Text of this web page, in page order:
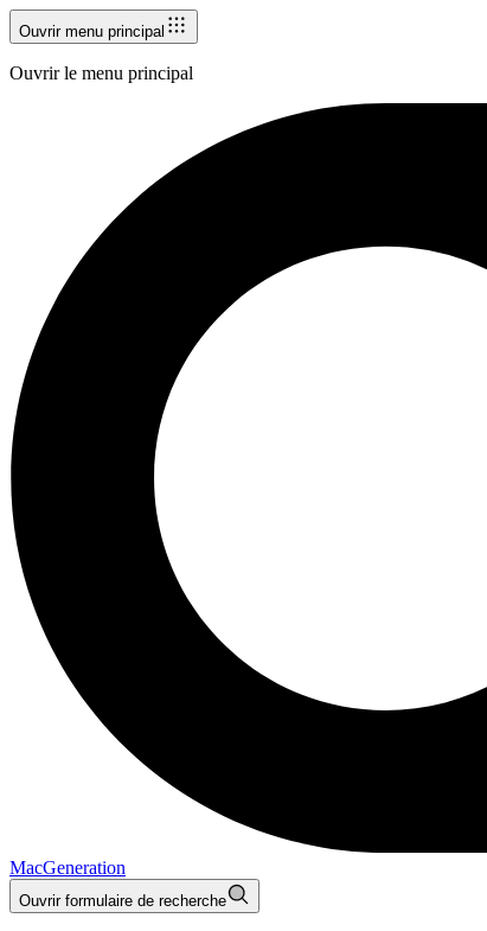
Ouvrir menu principal
Ouvrir le menu principal
MacGeneration
Ouvrir formulaire de recherche